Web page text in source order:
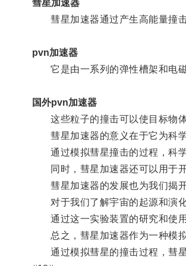
彗星加速器
彗星加速器通过产生高能量撞击
pvn加速器
它是由一系列的弹性槽架和电磁
国外pvn加速器
这些粒子的撞击可以使目标物体
彗星加速器的意义在于它为科学
通过模拟彗星撞击的过程，科学
同时，彗星加速器还可以用于开
彗星加速器的发展也为我们揭开
对于我们了解宇宙的起源和演化
通过这一实验装置的研究和使用
总之，彗星加速器作为一种模拟
通过模拟彗星的撞击过程，彗星